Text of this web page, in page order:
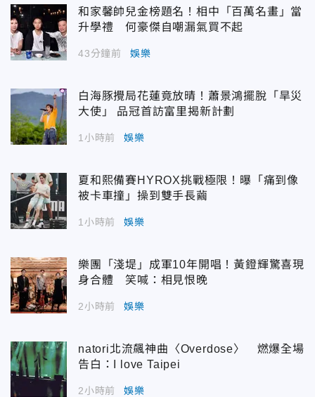
和家馨帥兒金榜題名！相中「百萬名畫」當
升學禮 何豪傑自嘲漏氣買不起
43分鐘前 娛樂
白海豚攪局花蓮竟放晴！蕭景鴻擺脫「旱災
大使」 品冠首訪富里揭新計劃
1小時前 娛樂
夏和熙備賽HYROX挑戰極限！曝「痛到像
被卡車撞」操到雙手長繭
1小時前 娛樂
樂團「淺堤」成軍10年開唱！黃鐙輝驚喜現
身合體 笑喊：相見恨晚
2小時前 娛樂
natori北流飆神曲〈Overdose〉 燃爆全場
告白：I love Taipei
2小時前 娛樂